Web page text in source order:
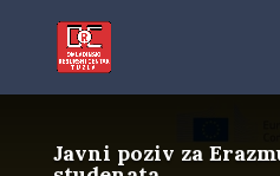
Javni poziv za